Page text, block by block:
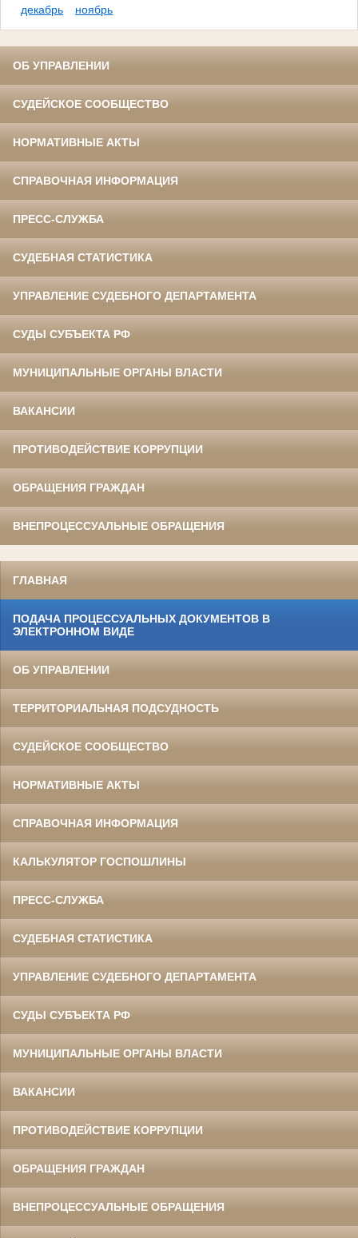
декабрь ноябрь
ОБ УПРАВЛЕНИИ
СУДЕЙСКОЕ СООБЩЕСТВО
НОРМАТИВНЫЕ АКТЫ
СПРАВОЧНАЯ ИНФОРМАЦИЯ
ПРЕСС-СЛУЖБА
СУДЕБНАЯ СТАТИСТИКА
УПРАВЛЕНИЕ СУДЕБНОГО ДЕПАРТАМЕНТА
СУДЫ СУБЪЕКТА РФ
МУНИЦИПАЛЬНЫЕ ОРГАНЫ ВЛАСТИ
ВАКАНСИИ
ПРОТИВОДЕЙСТВИЕ КОРРУПЦИИ
ОБРАЩЕНИЯ ГРАЖДАН
ВНЕПРОЦЕССУАЛЬНЫЕ ОБРАЩЕНИЯ
ГЛАВНАЯ
ПОДАЧА ПРОЦЕССУАЛЬНЫХ ДОКУМЕНТОВ В
ЭЛЕКТРОННОМ ВИДЕ
ОБ УПРАВЛЕНИИ
ТЕРРИТОРИАЛЬНАЯ ПОДСУДНОСТЬ
СУДЕЙСКОЕ СООБЩЕСТВО
НОРМАТИВНЫЕ АКТЫ
СПРАВОЧНАЯ ИНФОРМАЦИЯ
КАЛЬКУЛЯТОР ГОСПОШЛИНЫ
ПРЕСС-СЛУЖБА
СУДЕБНАЯ СТАТИСТИКА
УПРАВЛЕНИЕ СУДЕБНОГО ДЕПАРТАМЕНТА
СУДЫ СУБЪЕКТА РФ
МУНИЦИПАЛЬНЫЕ ОРГАНЫ ВЛАСТИ
ВАКАНСИИ
ПРОТИВОДЕЙСТВИЕ КОРРУПЦИИ
ОБРАЩЕНИЯ ГРАЖДАН
ВНЕПРОЦЕССУАЛЬНЫЕ ОБРАЩЕНИЯ